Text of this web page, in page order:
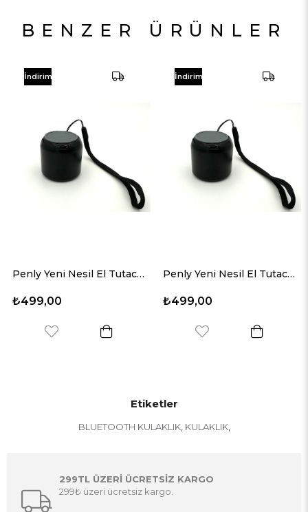
BENZER ÜRÜNLER
Penly Yeni Nesil El Tutacaklı Siyah Renk Mini AAA+ Süper Kaliteli Bluetooth Hoparlör
₺499,00
İndirim
Penly Yeni Nesil El Tutacaklı Siyah Renk Mini AAA+ Süper Kaliteli Bluetooth Hoparlör
₺499,00
İndirim
Etiketler
BLUETOOTH KULAKLIK, KULAKLIK,
299TL ÜZERİ ÜCRETSİZ KARGO
299₺ üzeri ücretsiz kargo.